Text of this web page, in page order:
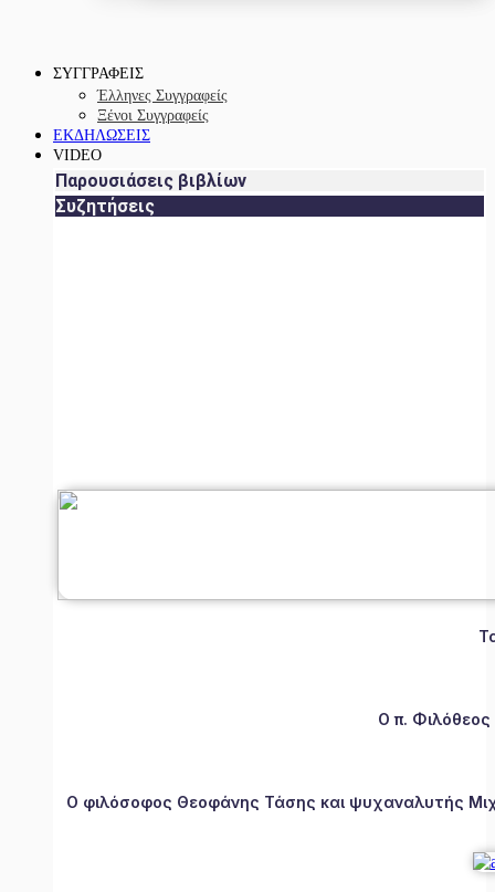
ΣΥΓΓΡΑΦΕΙΣ
Έλληνες Συγγραφείς
Ξένοι Συγγραφείς
ΕΚΔΗΛΩΣΕΙΣ
VIDEO
Παρουσιάσεις βιβλίων
Συζητήσεις
Ο π.
Ο φιλόσοφος Θεοφάνης Τάσης και ψυχαναλυτής